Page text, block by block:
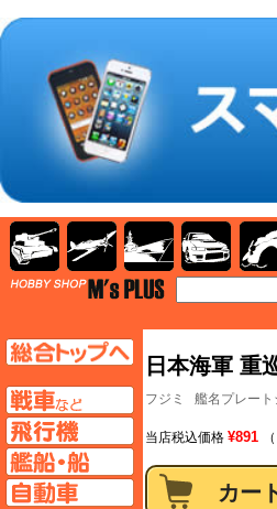
日本海軍 重
フジミ 艦名プレート
当店税込価格 ¥891
AFV
自動車ページへ
AFV 飛行機 艦船 自動車